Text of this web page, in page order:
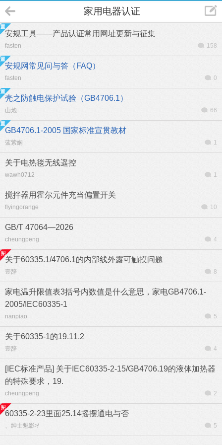
家用电器认证
安规工具——产品认证常用网址更新与征集
fasten 158
安规网常见问与答（FAQ）
fasten 0
壳之防触电保护试验（GB4706.1）
山炮 66
GB4706.1-2005 国家标准宣贯教材
蓝紫娴 1
关于电热毯无线遥控
wawh0712 1
搅拌器用霍尔元件充当偏置开关
flyingorange 10
GB/T 47064—2026
cheungpeng 4
关于60335.1/4706.1的内部线外露可触摸问题
壹辞 8
家电温升限值表3括号内数值是什么意思，家电GB4706.1-
2005/IEC60335-1
nanpiao 5
关于60335-1的19.11.2
壹辞 4
[IEC标准产品] 关于IEC60335-2-15/GB4706.19的液体加热器
的特殊要求，19.
cheungpeng 2
60335-2-23里面25.14摇摆通电与否
、绅士魅影≯ 5